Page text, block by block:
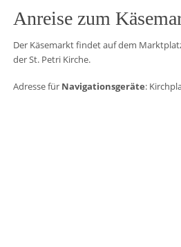
Anreise zum
Der Käsemarkt findet auf dem
der St. Petri Kirche.
Adresse für Navigationsgeräte: